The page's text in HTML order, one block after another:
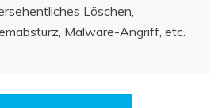
Löschen,
Malware-Angriff, etc.